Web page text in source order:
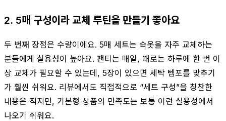
2. 5매 구성이라 교체 루틴을 만들기 좋아요
두 번째 장점은 수량이에요. 5매 세트는 속옷을 자주 교체하는
분들에게 실용성이 높아요. 팬티는 매일, 때로는 하루에 한 번 이
상 교체가 필요할 수 있는데, 5장이 있으면 세탁 템포를 맞추기
가 훨씬 쉬워요. 리뷰에서도 직접적으로 “세트 구성”을 칭찬한
내용은 적지만, 기본형 상품의 만족도는 보통 이런 실용성에서
나오기 쉬워요.